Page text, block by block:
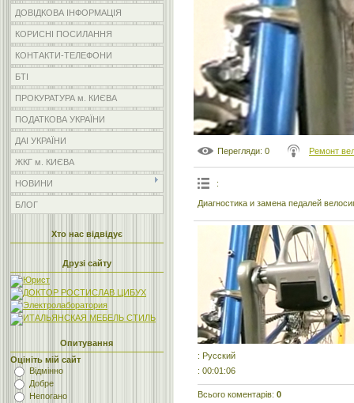
ДОВІДКОВА ІНФОРМАЦІЯ
КОРИСНІ ПОСИЛАННЯ
КОНТАКТИ-ТЕЛЕФОНИ
БТІ
ПРОКУРАТУРА м. КИЄВА
ПОДАТКОВА УКРАЇНИ
ДАІ УКРАЇНИ
ЖКГ м. КИЄВА
НОВИНИ
БЛОГ
Хто нас відвідує
Друзі сайту
Опитування
Оцініть мій сайт
Відмінно
Добре
Непогано
Перегляди: 0 Ремонт
:
Диагностика и замена педалей
: Русский
: 00:01:06
Всього коментарів: 0